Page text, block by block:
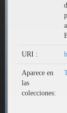
URI :
Aparece en
las
colecciones: